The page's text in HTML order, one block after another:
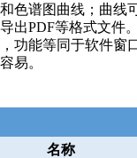
色谱图曲线；曲线
出PDF等格式文件。
功能等同于软件窗
易。
名称